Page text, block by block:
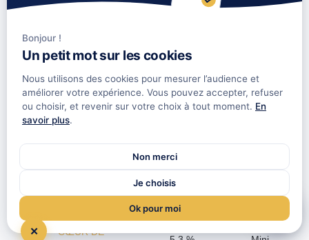
INTERGESTION
part
6,55 %
€/part
part
CŒUR DE
Échangez sur votre projet SCPI !
Bonjour !
Un petit mot sur les cookies
Nous utilisons des cookies pour mesurer l’audience et
améliorer votre expérience. Vous pouvez accepter, refuser
ou choisir, et revenir sur votre choix à tout moment. En
savoir plus.
Non merci
Je choisis
Ok pour moi
✕